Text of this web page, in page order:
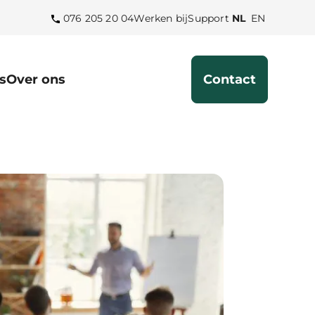
076 205 20 04Werken bijSupport Selecteer
taal
Nederlands
NL Select
language
English
EN
Over ons Contact